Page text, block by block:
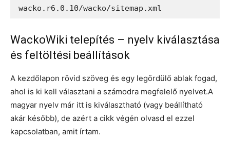
wacko.r6.0.10/wacko/sitemap.xml
WackoWiki telepítés – nyelv kiválasztása
és feltöltési beállítások
A kezdőlapon rövid szöveg és egy legördülő ablak fogad,
ahol is ki kell választani a számodra megfelelő nyelvet.A
magyar nyelv már itt is kiválasztható (vagy beállítható
akár később), de azért a cikk végén olvasd el ezzel
kapcsolatban, amit írtam.